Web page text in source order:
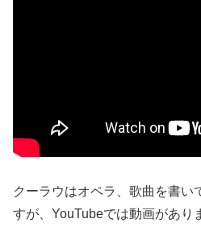
クーラウはオペラ、歌曲を書い
すが、YouTubeでは動画があり